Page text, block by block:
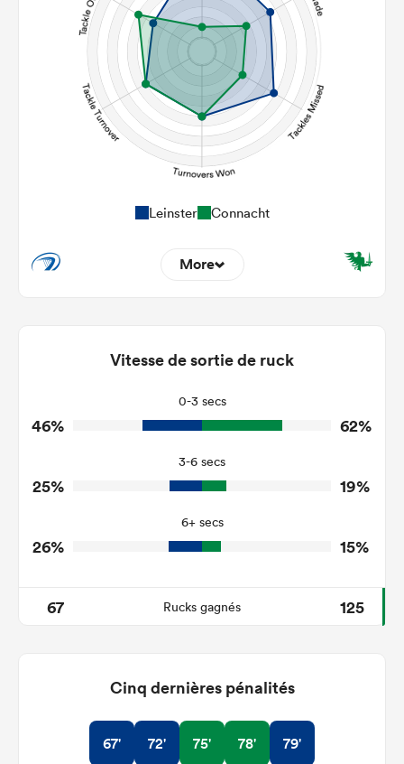
Post Contact Meters
Leinster Connacht
More
Tackles Made
Tackles Missed
7
7
5
5
Tackle Offload Allowed
Vitesse de sortie de ruck
0-3 secs
46% 62%
3-6 secs
25% 19%
6+ secs
26% 15%
67 Rucks gagnés 125
Cinq dernières pénalités
67' 72' 75' 78' 79'